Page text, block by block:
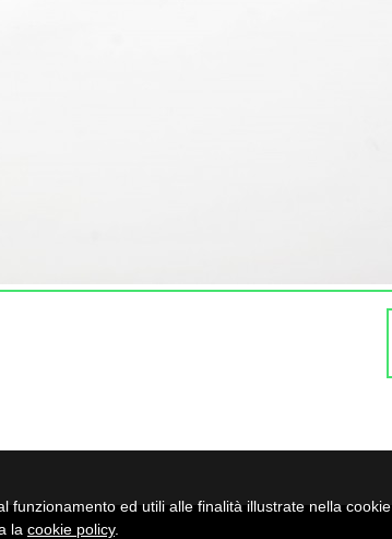
funzionamento ed utili alle finalità illustrate nella cookie
la cookie policy.